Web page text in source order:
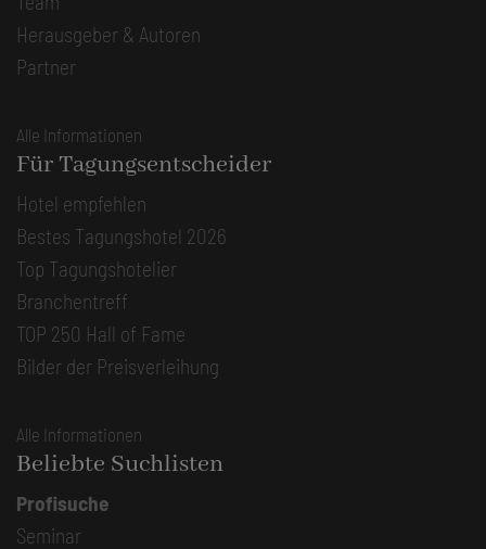
Herausgeber & Autoren
Partner
Alle Informationen
Für Tagungsentscheider
Hotel empfehlen
Bestes Tagungshotel 2026
Top Tagungshotelier
Branchentreff
TOP 250 Hall of Fame
Bilder der Preisverleihung
Alle Informationen
Beliebte Suchlisten
Profisuche
Seminar